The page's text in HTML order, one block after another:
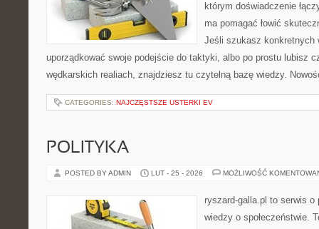
którym doświadczenie
ma pomagać łowić
Jeśli szukasz konkretnych
uporządkować swoje podejście do taktyki, albo po prostu lubisz
wędkarskich realiach, znajdziesz tu czytelną bazę wiedzy.
CATEGORIES: NAJCZĘSTSZE USTERKI EV
POLITYKA
POSTED BY ADMIN LUT - 25 - 2026 MOŻLIWOŚĆ
ryszard-galla.pl to serwis
wiedzy o społeczeństwie.